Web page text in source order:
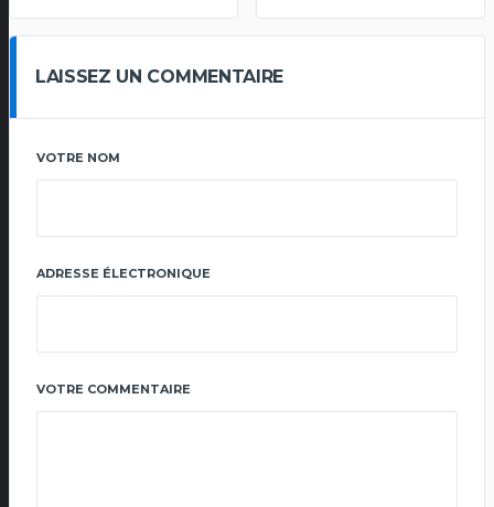
LAISSEZ UN COMMENTAIRE
VOTRE NOM
ADRESSE ÉLECTRONIQUE
VOTRE COMMENTAIRE